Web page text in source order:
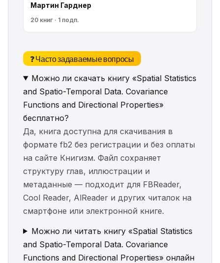
Мартин Гарднер
20 книг · 1 подп.
❓ Часто задаваемые вопросы
Можно ли скачать книгу «Spatial Statistics
and Spatio-Temporal Data. Covariance
Functions and Directional Properties»
бесплатно?
Да, книга доступна для скачивания в
формате fb2 без регистрации и без оплаты
на сайте Книгизм. Файл сохраняет
структуру глав, иллюстрации и
метаданные — подходит для FBReader,
Cool Reader, AlReader и других читалок на
смартфоне или электронной книге.
Можно ли читать книгу «Spatial Statistics
and Spatio-Temporal Data. Covariance
Functions and Directional Properties» онлайн